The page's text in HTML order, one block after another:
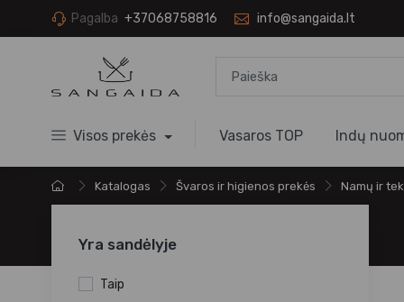
Pagalba +37068758816 info@sangaida.lt
Visos prekės Vasaros TOP Indų
Katalogas Švaros ir higienos prekės Namų ir
Yra sandėlyje
Taip